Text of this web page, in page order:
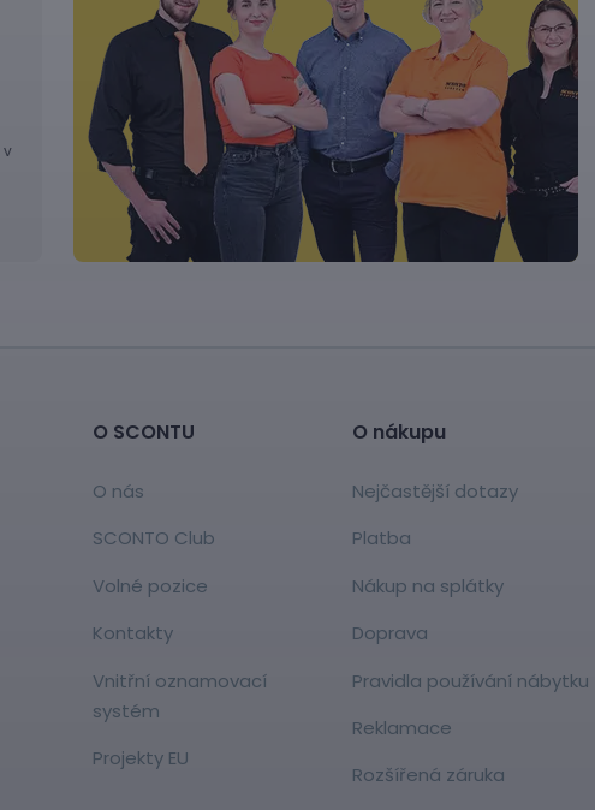
v
O SCONTU
O nás
SCONTO Club
Volné pozice
Kontakty
Vnitřní oznamovací
systém
Projekty EU
O nákupu
Nejčastější dotazy
Platba
Nákup na splátky
Doprava
Pravidla používání nábytku
Reklamace
Rozšířená záruka